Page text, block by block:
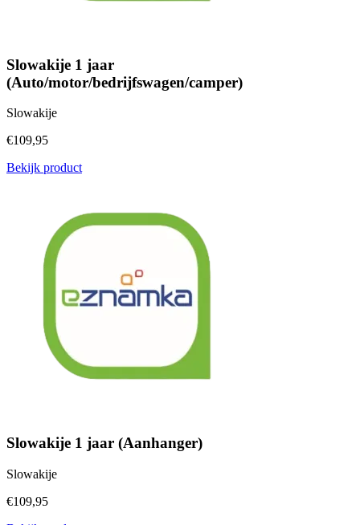
Slowakije 1 jaar
(Auto/motor/bedrijfswagen/camper)
Slowakije
€109,95
Bekijk product
Slowakije 1 jaar (Aanhanger)
Slowakije
€109,95